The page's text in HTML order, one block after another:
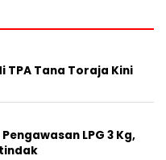
TPA Tana Toraja Kini
LPG 3 Kg,